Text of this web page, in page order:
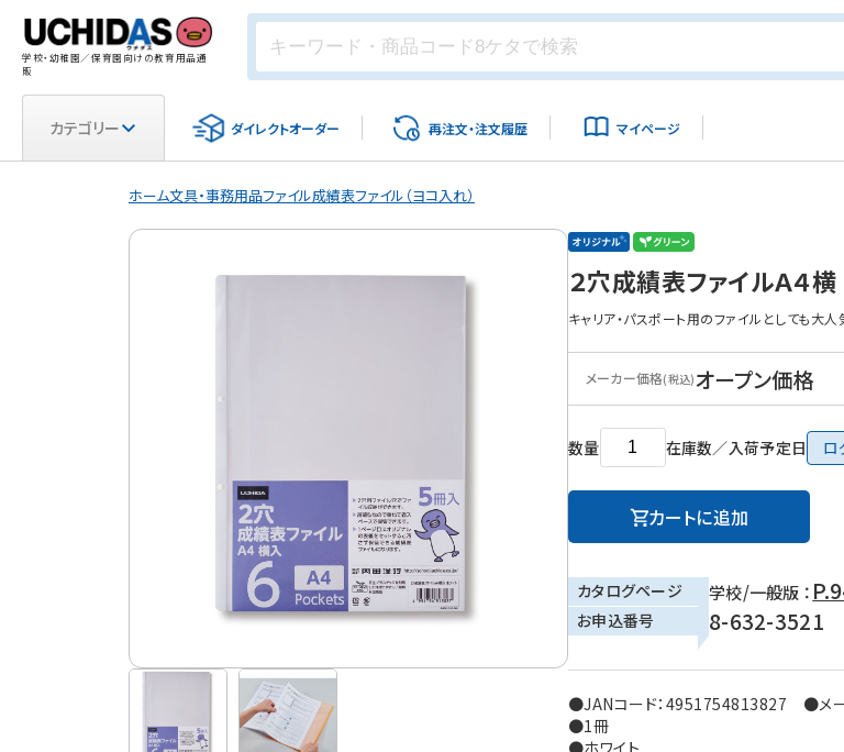
学校・幼稚園／保育園向けの教育用品通
販
カテゴリー ダイレクトオーダー 再注文・注文履歴 マイページ
ホーム文具・事務用品ファイル成績表ファイル（ヨコ入れ）
２穴成績表ファイルＡ４
キャリア・パスポート用のファイルとしても大人
メーカー価格(税込)オープン価格
数量 在庫数／入荷予定日 ロ
カートに追加
カタログページ 学校/一般版 ：
お申込番号 8-632-3521
●JANコード：4951754813827 ●メー
●1冊